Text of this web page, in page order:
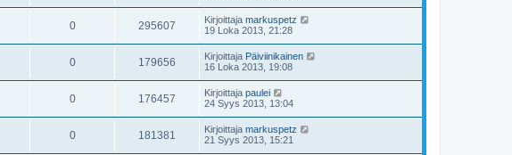
0 295607 Kirjoittaja markuspetz
19 Loka 2013, 21:28
0 179656 Kirjoittaja Päiviinikainen
16 Loka 2013, 19:08
0 176457 Kirjoittaja paulei
24 Syys 2013, 13:04
0 181381 Kirjoittaja markuspetz
21 Syys 2013, 15:21